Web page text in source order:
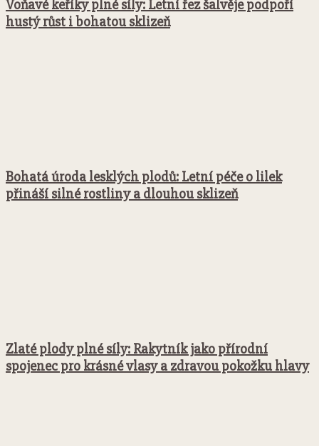
Voňavé keříky plné síly: Letní řez šalvěje podpoří
hustý růst i bohatou sklizeň
Bohatá úroda lesklých plodů: Letní péče o lilek
přináší silné rostliny a dlouhou sklizeň
Zlaté plody plné síly: Rakytník jako přírodní
spojenec pro krásné vlasy a zdravou pokožku hlavy